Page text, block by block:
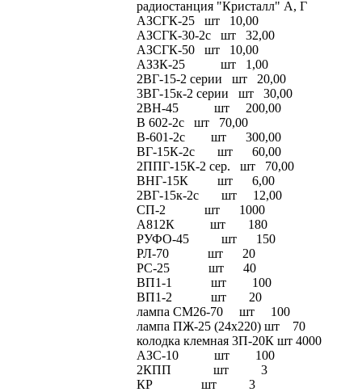
радиостанция "Кристалл" А, Г
АЗСГК-25 шт 10,00
АЗСГК-30-2с шт 32,00
АЗСГК-50 шт 10,00
АЗЗК-25 шт 1,00
2ВГ-15-2 серии шт 20,00
3ВГ-15к-2 серии шт 30,00
2ВН-45 шт 200,00
В 602-2с шт 70,00
В-601-2с шт 300,00
ВГ-15К-2с шт 60,00
2ППГ-15К-2 сер. шт 70,00
ВНГ-15К шт 6,00
2ВГ-15к-2с шт 12,00
СП-2 шт 1000
А812К шт 180
РУФО-45 шт 150
РЛ-70 шт 20
РС-25 шт 40
ВП1-1 шт 100
ВП1-2 шт 20
лампа СМ26-70 шт 100
лампа ПЖ-25 (24х220) шт 70
колодка клемная 3П-20К шт 4000
АЗС-10 шт 100
2КПП шт 3
КР шт 3